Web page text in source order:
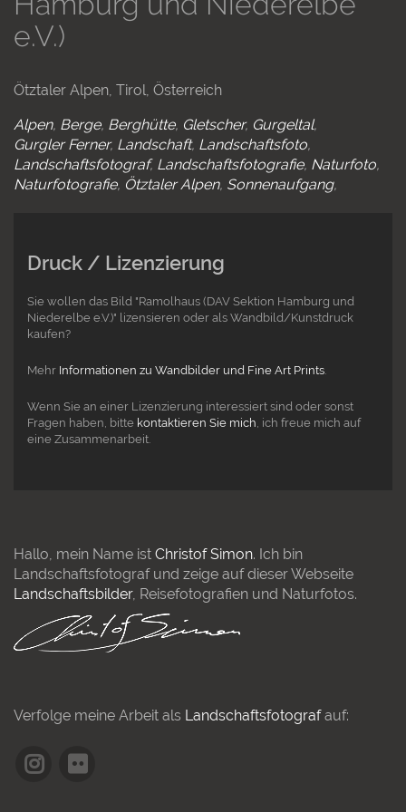
e.V.)
Ötztaler Alpen, Tirol, Österreich
Alpen Berge Berghütte Gletscher Gurgeltal
Gurgler Ferner Landschaft Landschaftsfoto
Landschaftsfotograf Landschaftsfotografie Naturfoto
Naturfotografie Ötztaler Alpen Sonnenaufgang
Druck / Lizenzierung
Sie wollen das Bild "Ramolhaus (DAV Sektion Hamburg und
Niederelbe e.V.)" lizensieren oder als Wandbild/Kunstdruck
kaufen?
Mehr Informationen zu Wandbilder und Fine Art Prints.
Wenn Sie an einer Lizenzierung interessiert sind oder sonst
Fragen haben, bitte kontaktieren Sie mich , ich freue mich auf
eine Zusammenarbeit.
Hallo, mein Name ist Christof Simon. Ich bin
Landschaftsfotograf und zeige auf dieser Webseite
Landschaftsbilder, Reisefotografien und Naturfotos.
Verfolge meine Arbeit als Landschaftsfotografauf: